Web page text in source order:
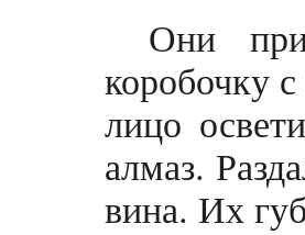
Они
коробочку
лицо
алмаз.
вина. Их